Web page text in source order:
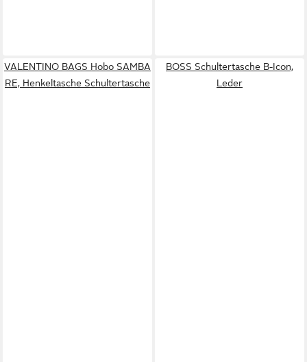
VALENTINO BAGS Hobo SAMBA
RE, Henkeltasche Schultertasche
BOSS Schultertasche B-Icon,
Leder